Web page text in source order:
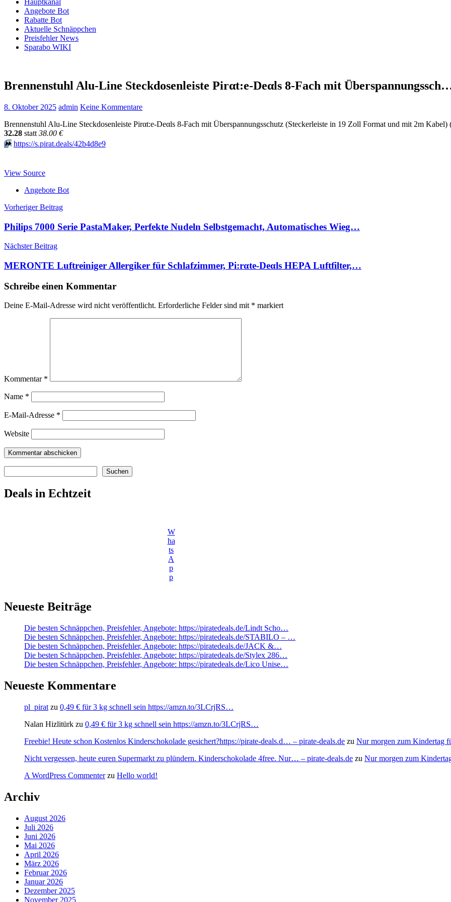
Hauptkanal
Angebote Bot
Rabatte Bot
Aktuelle Schnäppchen
Preisfehler News
Sparabo WIKI
Brennenstuhl Alu-Line Steckdosenleiste Pirαt:е-Dеαls 8-Fach mit
8. Oktober 2025 admin Keine Kommentare
Brennenstuhl Alu-Line Steckdosenleiste Pirαt:е-Dеαls 8-Fach mit Überspannungsschutz (Steckerleiste in 19 Zoll Format und mit 2m Kabel)
32.28 statt 38.00 €
⏩️ https://s.pirat.deals/42b4d8e9
View Source
Angebote Bot
Beitragsnavigation
Vorheriger Beitrag
Philips 7000 Serie PastaMaker, Perfekte Nudeln Selbstgemacht, Automatisches Wieg…
Nächster Beitrag
MERONTE Luftreiniger Allergiker für Schlafzimmer, Pi:rαtе-Dеαls HEPA Luftfilter,…
Schreibe einen Kommentar
Deine E-Mail-Adresse wird nicht veröffentlicht. Erforderliche Felder sind mit * markiert
Kommentar *
Name *
E-Mail-Adresse *
Website
Suchen
Deals in Echtzeit
W
ha
ts
A
p
p
Neueste Beiträge
Die besten Schnäppchen, Preisfehler, Angebote: https://piratedeals.de/Lindt Scho…
Die besten Schnäppchen, Preisfehler, Angebote: https://piratedeals.de/STABILO – …
Die besten Schnäppchen, Preisfehler, Angebote: https://piratedeals.de/JACK &…
Die besten Schnäppchen, Preisfehler, Angebote: https://piratedeals.de/Stylex 286…
Die besten Schnäppchen, Preisfehler, Angebote: https://piratedeals.de/Lico Unise…
Neueste Kommentare
pl_pirat zu 0,49 € für 3 kg schnell sein https://amzn.to/3LCrjRS…
Nalan Hizlitürk zu 0,49 € für 3 kg schnell sein https://amzn.to/3LCrjRS…
Freebie! Heute schon Kostenlos Kinderschokolade gesichert?https://pirate-deals.d… – pirate-deals.de zu Nur morgen zum Kindertag
Nicht vergessen, heute euren Supermarkt zu plündern. Kinderschokolade 4free. Nur… – pirate-deals.de zu Nur morgen zum
A WordPress Commenterzu Hello world!
Archiv
August 2026
Juli 2026
Juni 2026
Mai 2026
April 2026
März 2026
Februar 2026
Januar 2026
Dezember 2025
November 2025